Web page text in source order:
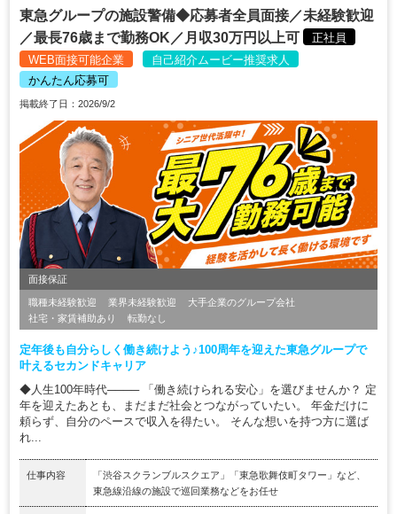
東急グループの施設警備◆応募者全員面接／未経験歓迎
／最長76歳まで勤務OK／月収30万円以上可
正社員
WEB面接可能企業
自己紹介ムービー推奨求人
かんたん応募可
掲載終了日：2026/9/2
面接保証
職種未経験歓迎 業界未経験歓迎
大手企業のグループ会社
社宅・家賃補助あり
転勤なし
定年後も自分らしく働き続けよう♪100周年を迎えた東急グループで
叶えるセカンドキャリア
◆人生100年時代──── 「働き続けられる安心」を選びませんか？ 定
年を迎えたあとも、まだまだ社会とつながっていたい。 年金だけに
頼らず、自分のペースで収入を得たい。 そんな想いを持つ方に選ば
れ...
仕事内容
「渋谷スクランブルスクエア」「東急歌舞伎町タワー」など、
東急線沿線の施設で巡回業務などをお任せ